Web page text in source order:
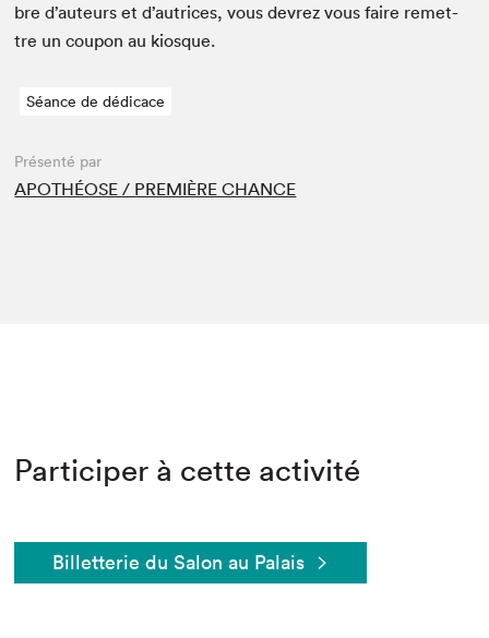
bre d’auteurs et d’autrices, vous devrez vous faire remet­
tre un coupon au kiosque.
Séance de dédicace
Présenté par
APOTHÉOSE / PREMIÈRE CHANCE
Participer à cette activité
Billetterie du Salon au Palais